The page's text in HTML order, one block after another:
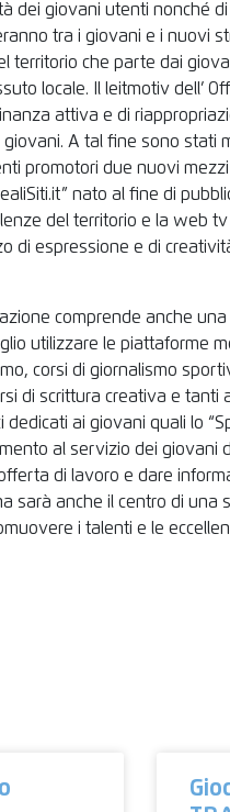
dei giovani utenti nonché
tra i giovani e i nuovi
territorio che parte dai
locale. Il leitmotiv dell’
attiva e di
A tal fine sono stati
promotori due nuovi mezzi
nato al fine di
del territorio e la web tv
di espressione e di
comprende anche
utilizzare le piattaforme
corsi di giornalismo
di scrittura creativa e tanti
ai giovani quali lo
al servizio dei giovani
di lavoro e dare
sarà anche il centro di una
i talenti e le